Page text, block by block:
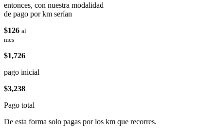
entonces, con nuestra modalidad
de pago por km serían
$126 al
mes
$1,726
pago inicial
$3,238
Pago total
De esta forma solo pagas por los km que recorres.